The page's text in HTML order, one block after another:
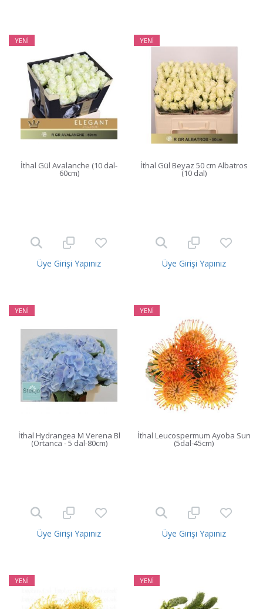
İthal Gül Avalanche (10 dal-
60cm)
Üye Girişi Yapınız
YENİ
İthal Gül Beyaz 50 cm Albatros
(10 dal)
Üye Girişi Yapınız
YENİ
İthal Hydrangea M Verena Bl
(Ortanca - 5 dal-80cm)
Üye Girişi Yapınız
YENİ
İthal Leucospermum Ayoba Sun
(5dal-45cm)
Üye Girişi Yapınız
YENİ
YENİ YENİ